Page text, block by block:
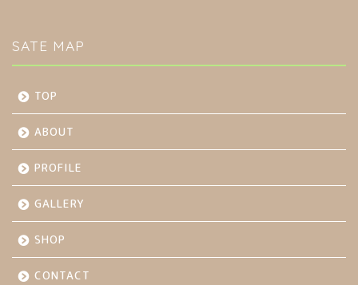
SATE MAP
TOP
ABOUT
PROFILE
GALLERY
SHOP
CONTACT